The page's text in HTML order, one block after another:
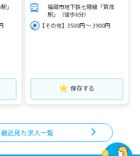
」
福岡市地下鉄七隈線「賀茂
駅」（徒歩6分）
【その他】3500円 ～ 3900円
保存する
最近見た求人一覧